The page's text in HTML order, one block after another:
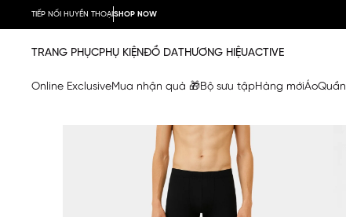
TIẾP NỐI HUYỀN THOẠISHOP NOW
TRANG PHỤCPHỤ KIỆNĐỒ DATHƯƠNG HIỆUACTIVE
Online ExclusiveMua nhận quà 🎁Bộ sưu tậpHàng mớiÁoQuần